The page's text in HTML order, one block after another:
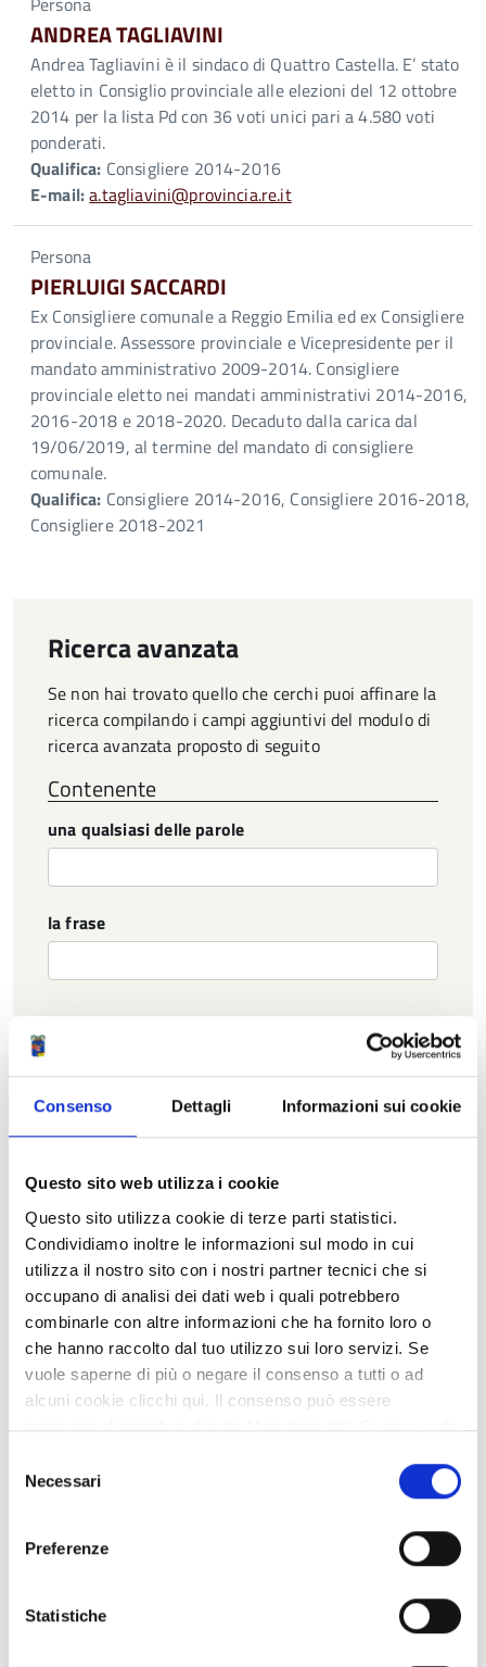
Consenso Dettagli Informazioni sui cookie
Questo sito web utilizza i cookie
Questo sito utilizza cookie di terze parti statistici.
Condividiamo inoltre le informazioni sul modo in cui
utilizza il nostro sito con i nostri partner tecnici che si
occupano di analisi dei dati web i quali potrebbero
combinarle con altre informazioni che ha fornito loro o
che hanno raccolto dal tuo utilizzo sui loro servizi. Se
vuole saperne di più o negare il consenso a tutti o ad
alcuni cookie clicchi qui. Il consenso può essere
espresso cliccando sul tasto "Accetta tutti". Se non vuole
tasto "Rifiuta".
delNecessari
Preferenze
Statistiche
ANDREA TAGLIAVINI
Andrea Tagliavini è il sindaco di Quattro Castella. E’ stato
eletto in Consiglio provinciale alle elezioni del 12 ottobre
2014 per la lista Pd con 36 voti unici pari a 4.580 voti
ponderati.
Qualifica: Consigliere 2014-2016
E-mail:a.tagliavini@provincia.re.it
Persona
PIERLUIGI SACCARDI
Ex Consigliere comunale a Reggio Emilia ed ex Consigliere
provinciale. Assessore provinciale e Vicepresidente per il
mandato amministrativo 2009-2014. Consigliere
provinciale eletto nei mandati amministrativi 2014-2016,
2016-2018 e 2018-2020. Decaduto dalla carica dal
19/06/2019, al termine del mandato di consigliere
comunale.
Qualifica: Consigliere 2014-2016, Consigliere 2016-2018,
Consigliere 2018-2021
Ricerca avanzata
Se non hai trovato quello che cerchi puoi affinare la
ricerca compilando i campi aggiuntivi del modulo di
ricerca avanzata proposto di seguito
Contenente
una qualsiasi delle parole
la frase
Creato dopo il
Seleziona
Creato prima del
la
data
Ultima modifica effettuata dopo il
Seleziona
la
data
Ultima modifica effettuata prima del
la
data
Solamente del(i) tipo(i)